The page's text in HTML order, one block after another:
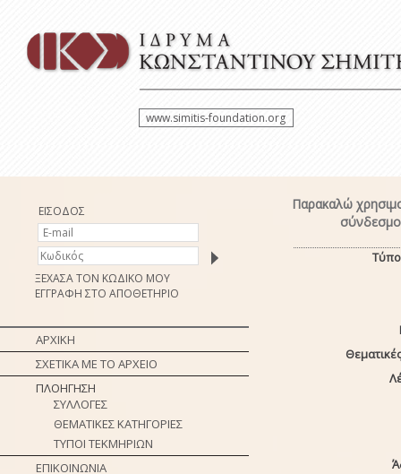
www.simitis-foundation.org
ΕΙΣΟΔΟΣ
ΞΕΧΑΣΑ ΤΟΝ ΚΩΔΙΚΟ ΜΟΥ
ΕΓΓΡΑΦΗ ΣΤΟ ΑΠΟΘΕΤΗΡΙΟ
ΑΡΧΙΚΗ
ΣΧΕΤΙΚΑ ΜΕ ΤΟ ΑΡΧΕΙΟ
ΠΛΟΗΓΗΣΗ
ΣΥΛΛΟΓΕΣ
ΘΕΜΑΤΙΚΕΣ ΚΑΤΗΓΟΡΙΕΣ
ΤΥΠΟΙ ΤΕΚΜΗΡΙΩΝ
ΕΠΙΚΟΙΝΩΝΙΑ
Παρακαλώ